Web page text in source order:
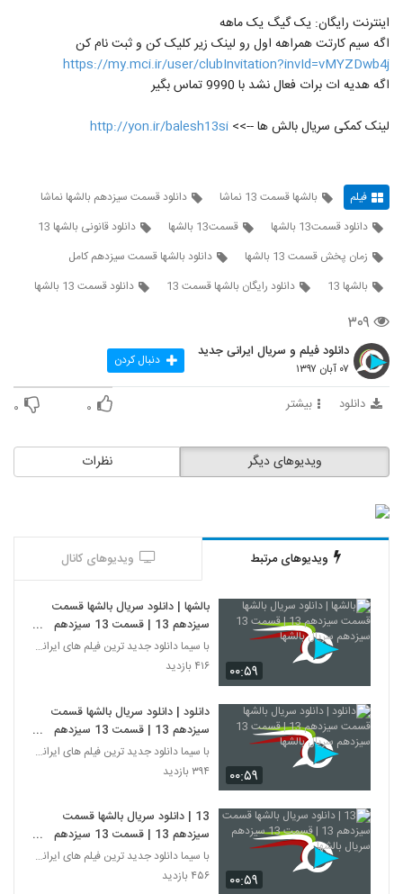
اینترنت رایگان: یک گیگ یک ماهه
اگه سیم کارتت همراهه اول رو لینک زیر کلیک کن و ثبت نام کن
https://my.mci.ir/user/clubInvitation?invId=vMYZDwb4j
اگه هدیه ات برات فعال نشد با 9990 تماس بگیر
لینک کمکی سریال بالش ها -->> http://yon.ir/balesh13si
فیلم بالشها قسمت 13 نماشا
دانلود قسمت سیزدهم بالشها نماشا
دانلود قسمت13 بالشها
قسمت13 بالشها
دانلود قانونی بالشها 13
زمان پخش قسمت 13 بالشها
دانلود بالشها قسمت سیزدهم کامل
بالشها 13
دانلود رایگان بالشها قسمت 13 دانلود قسمت 13 بالشها
۳۰۹
دانلود فیلم و سریال ایرانی جدید
۰۷ آبان ۱۳۹۷ دنبال کردن
دانلود بیشتر ۰ ۰
نظرات ویدیوهای دیگر
ویدیوهای مرتبط ویدیوهای کانال
۰۰:۵۹
بالشها | دانلود سریال بالشها قسمت
سیزدهم 13 | قسمت 13 سیزدهم
سریال بالشها
با سیما دانلود جدید ترین فیلم های ایرانی را در لحظ
۴۱۶ بازدید
۰۰:۵۹
دانلود | دانلود سریال بالشها قسمت
سیزدهم 13 | قسمت 13 سیزدهم
سریال بالشها
با سیما دانلود جدید ترین فیلم های ایرانی را در لحظ
۳۹۴ بازدید
۰۰:۵۹
13 | دانلود سریال بالشها قسمت
سیزدهم 13 | قسمت 13 سیزدهم
سریال بالشها
با سیما دانلود جدید ترین فیلم های ایرانی را در لحظ
۴۵۶ بازدید